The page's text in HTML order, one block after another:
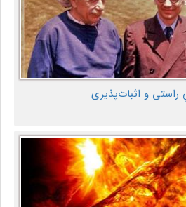
راستی و اثبات‌پذیری